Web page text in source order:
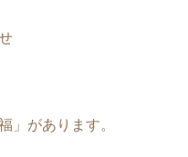
」があります。